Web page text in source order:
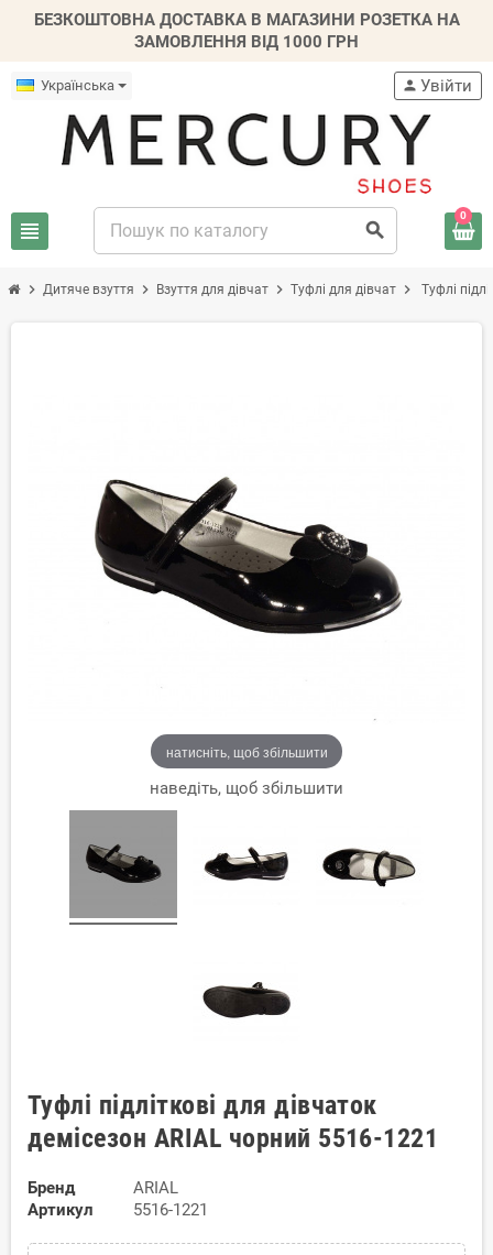
БЕЗКОШТОВНА ДОСТАВКА В МАГАЗИНИ РОЗЕТКА НА
ЗАМОВЛЕННЯ ВІД 1000 ГРН
Українська
view_headline search
person Увійти
0
chevron_right Дитяче взуття chevron_right Взуття для дівчат chevron_right Туфлі для дівчат chevron_right Туфлі
натисніть, щоб збільшити
наведіть, щоб збільшити
Туфлі підліткові для дівчаток
демісезон ARIAL чорний 5516-1221
Бренд
ARIAL
Артикул
5516-1221